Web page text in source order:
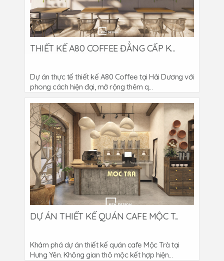
THIẾT KẾ A80 COFFEE ĐẲNG CẤP K...
Dự án thực tế thiết kế A80 Coffee tại Hải Dương với
phong cách hiện đại, mở rộng thêm q...
DỰ ÁN THIẾT KẾ QUÁN CAFE MỘC T...
Khám phá dự án thiết kế quán cafe Mộc Trà tại
Hưng Yên. Không gian thô mộc kết hợp hiện...